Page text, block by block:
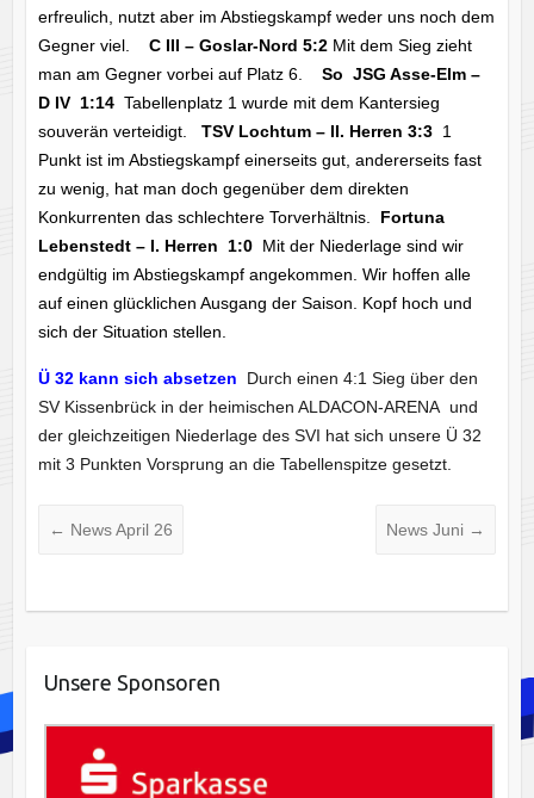
erfreulich, nutzt aber im Abstiegskampf weder uns noch dem
Gegner viel. C III – Goslar-Nord 5:2Mit dem Sieg zieht
man am Gegner vorbei auf Platz 6. So JSG Asse-Elm –
D IV 1:14Tabellenplatz 1 wurde mit dem Kantersieg
souverän verteidigt. TSV Lochtum – II. Herren 3:3 1
Punkt ist im Abstiegskampf einerseits gut, andererseits fast
zu wenig, hat man doch gegenüber dem direkten
Konkurrenten das schlechtere Torverhältnis. Fortuna
Lebenstedt – I. Herren 1:0 Mit der Niederlage sind wir
endgültig im Abstiegskampf angekommen. Wir hoffen alle
auf einen glücklichen Ausgang der Saison. Kopf hoch und
sich der Situation stellen.
Ü 32 kann sich absetzen Durch einen 4:1 Sieg über den
SV Kissenbrück in der heimischen ALDACON-ARENA und
der gleichzeitigen Niederlage des SVI hat sich unsere Ü 32
mit 3 Punkten Vorsprung an die Tabellenspitze gesetzt.
← News April 26 News Juni →
Unsere Sponsoren